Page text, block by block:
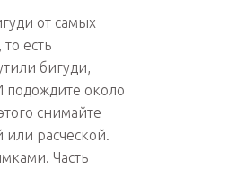
от самых
есть
бигуди,
подождите около
снимайте
расческой.
Часть